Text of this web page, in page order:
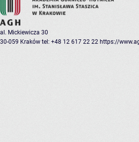
al. Mickiewicza 30
30-059 Kraków tel: +48 12 617 22 22 https://